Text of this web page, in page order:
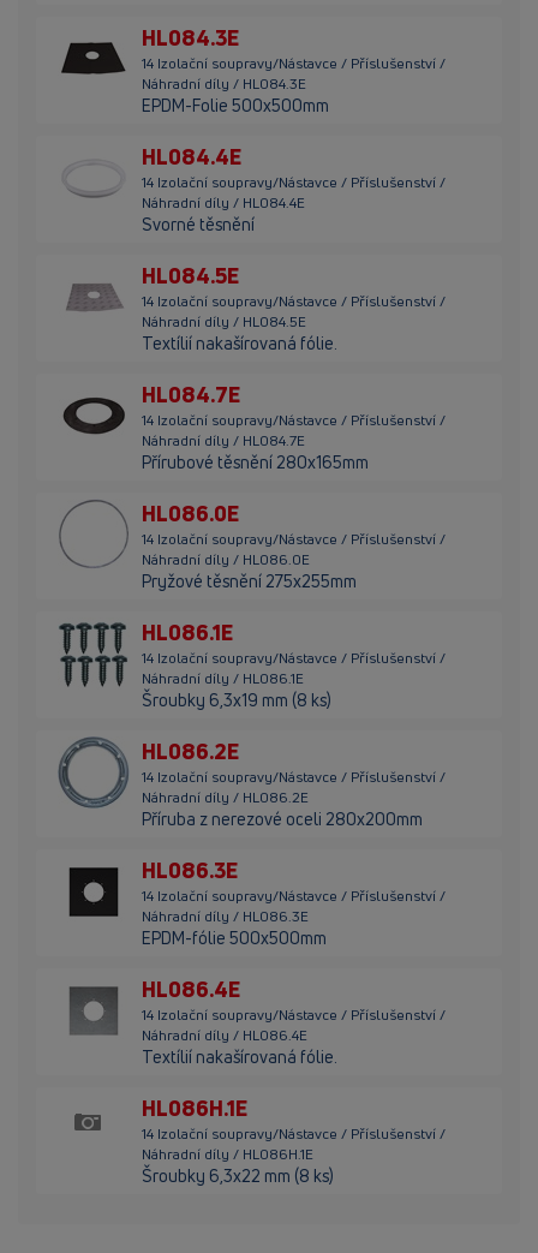
HL084.3E
14 Izolační soupravy/Nástavce / Příslušenství /
Náhradní díly / HL084.3E
EPDM-Folie 500x500mm
HL084.4E
14 Izolační soupravy/Nástavce / Příslušenství /
Náhradní díly / HL084.4E
Svorné těsnění
HL084.5E
14 Izolační soupravy/Nástavce / Příslušenství /
Náhradní díly / HL084.5E
Textílií nakašírovaná fólie.
HL084.7E
14 Izolační soupravy/Nástavce / Příslušenství /
Náhradní díly / HL084.7E
Přírubové těsnění 280x165mm
HL086.0E
14 Izolační soupravy/Nástavce / Příslušenství /
Náhradní díly / HL086.0E
Pryžové těsnění 275x255mm
HL086.1E
14 Izolační soupravy/Nástavce / Příslušenství /
Náhradní díly / HL086.1E
Šroubky 6,3x19 mm (8 ks)
HL086.2E
14 Izolační soupravy/Nástavce / Příslušenství /
Náhradní díly / HL086.2E
Příruba z nerezové oceli 280x200mm
HL086.3E
14 Izolační soupravy/Nástavce / Příslušenství /
Náhradní díly / HL086.3E
EPDM-fólie 500x500mm
HL086.4E
14 Izolační soupravy/Nástavce / Příslušenství /
Náhradní díly / HL086.4E
Textílií nakašírovaná fólie.
HL086H.1E
14 Izolační soupravy/Nástavce / Příslušenství /
Náhradní díly / HL086H.1E
Šroubky 6,3x22 mm (8 ks)